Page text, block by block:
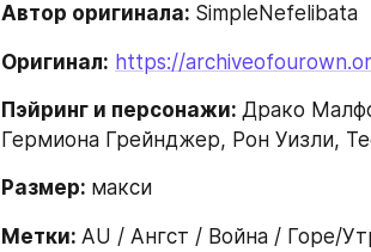
Автор оригинала: SimpleNefelibata
Оригинал: https://
Пэйринг и персонажи: Драко
Гермиона Грейнджер, Рон Уизли,
Размер: макси
Метки: AU / Ангст / Война / Горе/